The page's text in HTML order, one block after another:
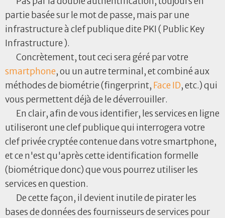
partie basée sur le mot de passe, mais par une
infrastructure à clef publique dite PKI ( Public Key
Infrastructure ).
Concrètement, tout ceci sera géré par votre
smartphone, ou un autre terminal, et combiné aux
méthodes de biométrie (fingerprint, Face ID, etc.) qui
vous permettent déjà de le déverrouiller.
En clair, afin de vous identifier, les services en ligne
utiliseront une clef publique qui interrogera votre
clef privée cryptée contenue dans votre smartphone,
et ce n'est qu'après cette identification formelle
(biométrique donc) que vous pourrez utiliser les
services en question.
De cette façon, il devient inutile de pirater les
bases de données des fournisseurs de services pour